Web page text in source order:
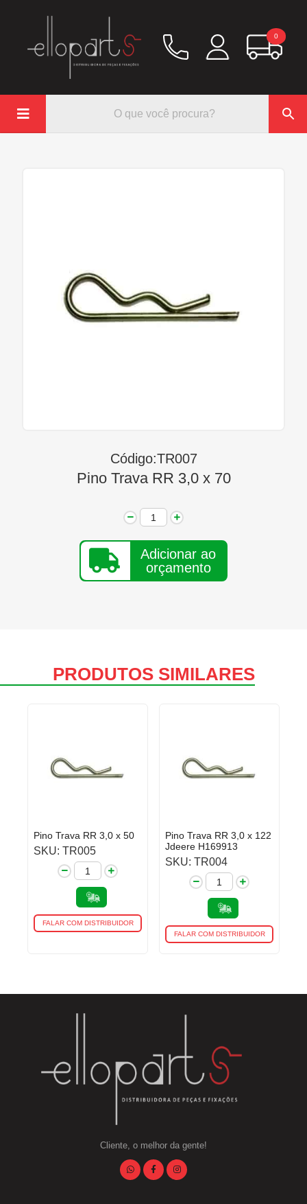
0

Parafuso e Porcas
Linha Diesel
Código:TR007
Pino Trava RR 3,0 x 70
Adicionar ao
orçamento
PRODUTOS SIMILARES
Pino Trava RR 3,0 x 50
SKU: TR005
FALAR COM DISTRIBUIDOR
Pino Trava RR 3,0 x 122
Jdeere H169913
SKU: TR004
FALAR COM DISTRIBUIDOR
Cliente, o melhor da gente!